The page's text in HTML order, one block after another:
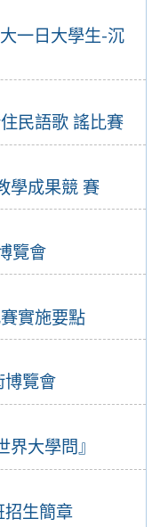
一日大學生-沉
民語歌 謠比賽
學成果競 賽
覽會
實施要點
博覽會
大學問』
招生簡章